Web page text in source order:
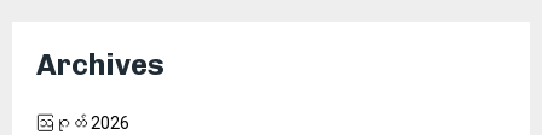
Archives
ဩဂုတ် 2026